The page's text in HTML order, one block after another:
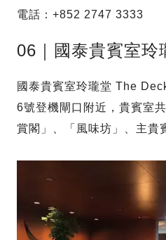
電話：+852 2747 3333
06｜國泰貴賓室玲
國泰貴賓室玲瓏堂 The
6號登機閘口附近，貴賓室
賞閣」、「風味坊」、主貴